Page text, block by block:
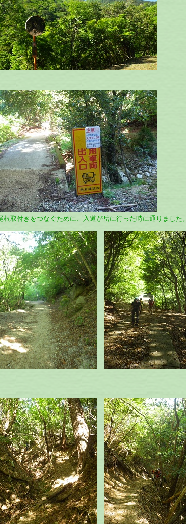
きをつなぐために、入道が岳に行った時に通りました。